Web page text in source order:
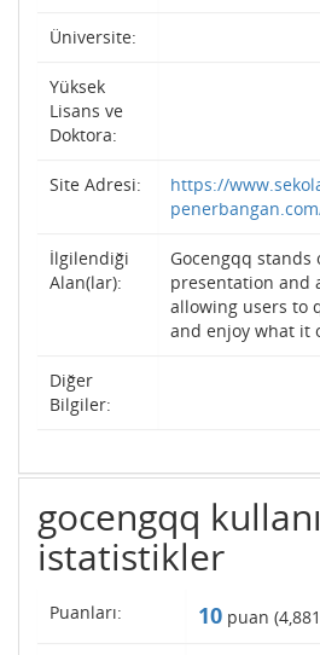
Üniversite:
Yüksek
Lisans ve
Doktora:
Site Adresi:
https://
İlgilendiği
Alan(lar):
Gocengqq
presentation and
allowing users to
and enjoy what it
Diğer
Bilgiler:
gocengqq
istatistikler
Puanları: 10 puan (4,881